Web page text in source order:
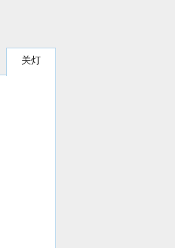
关灯